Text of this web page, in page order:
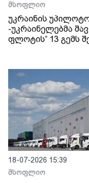
მსოფლიო
უკრაინის
-უკრაინელებმა
ფლოტის“ 13 გემს
18-07-2026 15:39
მსოფლიო